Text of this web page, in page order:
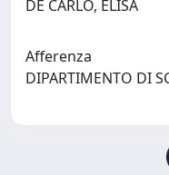
DE CARLO, ELISA
Afferenza
DIPARTIMENTO DI